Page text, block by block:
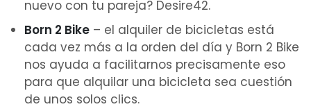
nuevo con tu pareja? Desire42.
Born 2 Bike – el alquiler de bicicletas está
cada vez más a la orden del día y Born 2 Bike
nos ayuda a facilitarnos precisamente eso
para que alquilar una bicicleta sea cuestión
de unos solos clics.